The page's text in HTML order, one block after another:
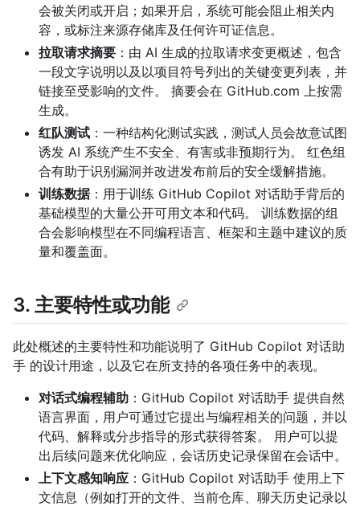
会被关闭或开启；如果开启，系统可能会阻止相关内
容，或标注来源存储库及任何许可证信息。
拉取请求摘要 ：由 AI 生成的拉取请求变更概述，包含
一段文字说明以及以项目符号列出的关键变更列表，并
链接至受影响的文件。 摘要会在 GitHub.com 上按需
生成。
红队测试 ：一种结构化测试实践，测试人员会故意试图
诱发 AI 系统产生不安全、有害或非预期行为。 红色组
合有助于识别漏洞并改进发布前后的安全缓解措施。
训练数据：用于训练 GitHub Copilot 对话助手背后的
基础模型的大量公开可用文本和代码。 训练数据的组
合会影响模型在不同编程语言、框架和主题中建议的质
量和覆盖面。
3. 主要特性或功能
此处概述的主要特性和功能说明了 GitHub Copilot 对话助
手 的设计用途，以及它在所支持的各项任务中的表现。
对话式编程辅助 ：GitHub Copilot 对话助手 提供自然
语言界面，用户可通过它提出与编程相关的问题，并以
代码、解释或分步指导的形式获得答案。 用户可以提
出后续问题来优化响应，会话历史记录保留在会话中。
上下文感知响应 ：GitHub Copilot 对话助手 使用上下
文信息（例如打开的文件、当前仓库、聊天历史记录以